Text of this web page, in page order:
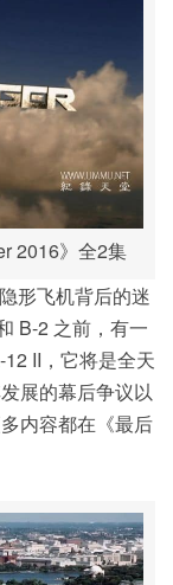
2016》全2集
形飞机背后的迷
B-2 之前，有一
II，它将是全天
展的幕后争议以
内容都在《最后